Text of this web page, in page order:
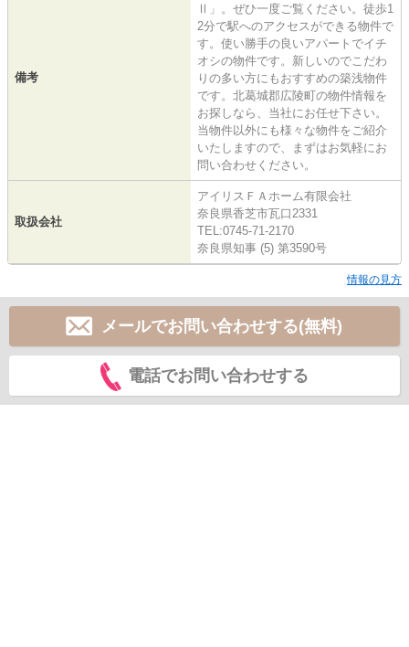
備考
Ⅱ」。ぜひ一度ご覧ください。徒歩1
2分で駅へのアクセスができる物件で
す。使い勝手の良いアパートでイチ
オシの物件です。新しいのでこだわ
りの多い方にもおすすめの築浅物件
です。北葛城郡広陵町の物件情報を
お探しなら、当社にお任せ下さい。
当物件以外にも様々な物件をご紹介
いたしますので、まずはお気軽にお
問い合わせください。
取扱会社
アイリスＦＡホーム有限会社
奈良県香芝市瓦口2331
TEL:0745-71-2170
奈良県知事 (5) 第3590号
情報の見方
メールでお問い合わせする(無料)
電話でお問い合わせする